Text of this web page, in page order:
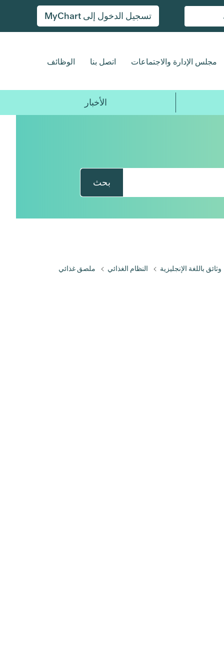
تسجيل الدخول إلى MyChart
مجلس الإدارة والاجتماعات اتصل بنا الوظائف
الأخبار
بحث
وثائق باللغة الإنجليزية النظام الغذائي ملصق غذائي